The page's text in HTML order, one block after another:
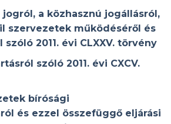
a közhasznú jogállásról,
szervezetek működéséről és
2011. évi CLXXV. törvény
szóló 2011. évi CXCV.
bírósági
és ezzel összefüggő eljárási